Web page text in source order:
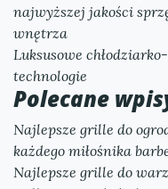
najwyższej jakości
wnętrza
Luksusowe
technologie
Polecane
Najlepsze grille do
każdego miłośnika
Najlepsze grille do